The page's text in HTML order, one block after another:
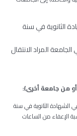
الثانوية في سنة
المراد الانتقال
أو من جامعةأخرى):
الثانوية في سنة
الإعفاء من الساعات